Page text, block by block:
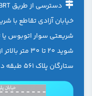
دسترسی از طریق BRT :
خیابان آزادی تقاطع با
شریعتی سوار اتوبوس یا
شوید 20 تا
ستارگان پلاک 561 طبقه دوم واحد 7